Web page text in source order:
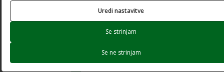
PDF dokument (1.34 Mb)
Uredi nastavitve
Se strinjam
Se ne strinjam